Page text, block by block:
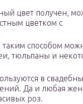
цвет получен,
цветком с
таким способом
тюльпаны и
в
Да и любая
роз.